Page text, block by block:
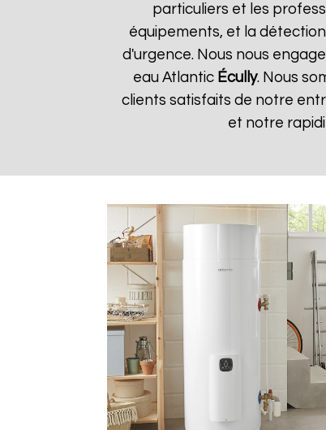
particuliers et les
équipements, et la
d'urgence. Nous nous
eau Atlantic Écully. Nous
clients satisfaits de notre
et notre